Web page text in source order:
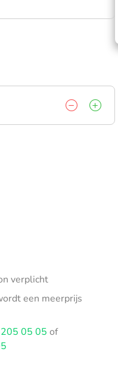
verplicht
een meerprijs
05 05 of